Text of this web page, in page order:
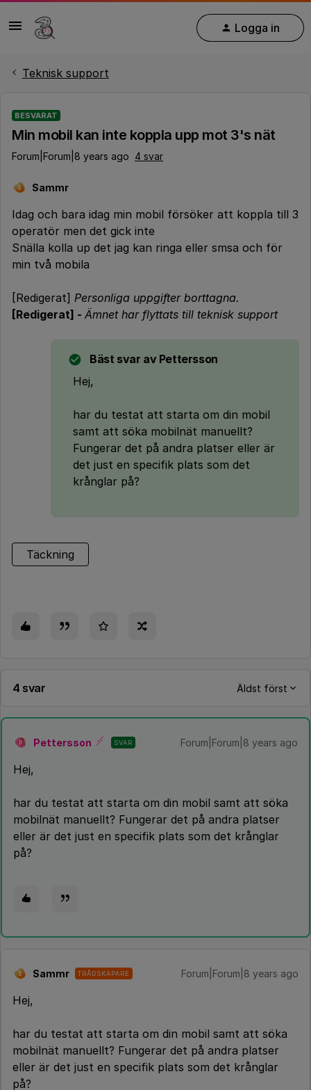
Logga in
Teknisk support
BESVARAT
Min mobil kan inte koppla upp mot 3's nät
Forum|Forum|8 years ago 4 svar
S Sammr
Idag och bara idag min mobil försöker att koppla till 3
operatör men det gick inte
Snälla kolla up det jag kan ringa eller smsa och för
min två mobila
[Redigerat] Personliga uppgifter borttagna.
[Redigerat] - Ämnet har flyttats till teknisk support
Bäst svar av Pettersson
Hej,
har du testat att starta om din mobil
samt att söka mobilnät manuellt?
Fungerar det på andra platser eller är
det just en specifik plats som det
krånglar på?
Täckning
4 svar Äldst först
P Pettersson SVAR Forum|Forum|8 years ago
Hej,
har du testat att starta om din mobil samt att söka
mobilnät manuellt? Fungerar det på andra platser
eller är det just en specifik plats som det krånglar
på?
S Sammr TRÅDSKAPARE Forum|Forum|8 years ago
Hej,
har du testat att starta om din mobil samt att söka
mobilnät manuellt? Fungerar det på andra platser
eller är det just en specifik plats som det krånglar
på?